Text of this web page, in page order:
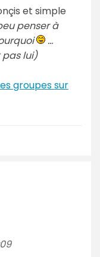
et simple
penser à
...
lui)
groupes sur